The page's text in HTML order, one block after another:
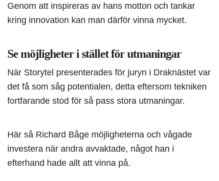
Genom att inspireras av hans motton och tankar
kring innovation kan man därför vinna mycket.
Se möjligheter i stället för utmaningar
När Storytel presenterades för juryn i Draknästet var
det få som såg potentialen, detta eftersom tekniken
fortfarande stod för så pass stora utmaningar.
Här så Richard Båge möjligheterna och vågade
investera när andra avvaktade, något han i
efterhand hade allt att vinna på.